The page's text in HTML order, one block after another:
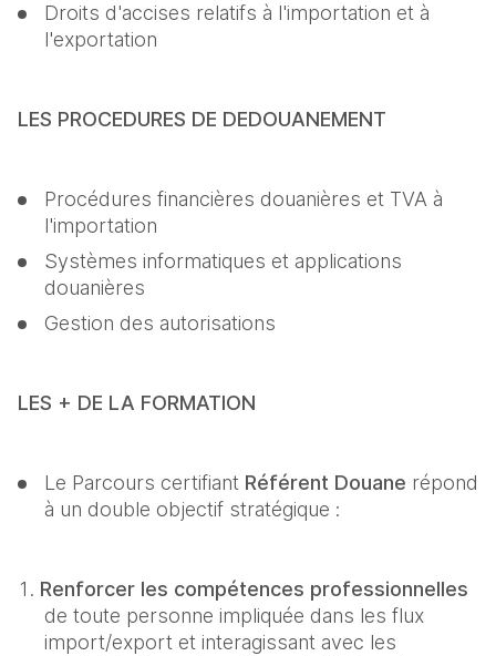
Droits d'accises relatifs à l'importation et à
l'exportation
LES PROCEDURES DE DEDOUANEMENT
Procédures financières douanières et TVA à
l'importation
Systèmes informatiques et applications
douanières
Gestion des autorisations
LES + DE LA FORMATION
Le Parcours certifiant Référent Douane répond
à un double objectif stratégique :
Renforcer les compétences professionnelles
de toute personne impliquée dans les flux
import/export et interagissant avec les